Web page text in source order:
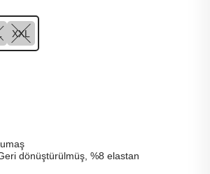
XXL
dönüştürülmüş, %8 elastan